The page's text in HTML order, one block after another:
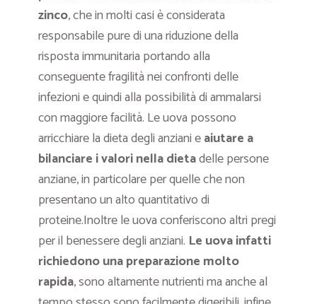
zinco, che in molti casi è considerata
responsabile pure di una riduzione della
risposta immunitaria portando alla
conseguente fragilità nei confronti delle
infezioni e quindi alla possibilità di ammalarsi
con maggiore facilità. Le uova possono
arricchiare la dieta degli anziani eaiutare a
bilanciare i valori nella dietadelle persone
anziane, in particolare per quelle che non
presentano un alto quantitativo di
proteine.Inoltre le uova conferiscono altri pregi
per il benessere degli anziani. Le uova infatti
richiedono una preparazione molto
rapida, sono altamente nutrienti ma anche al